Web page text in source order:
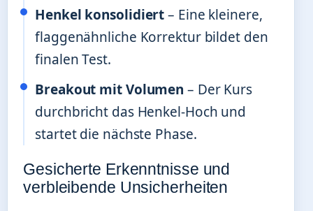
Henkel konsolidiert– Eine kleinere,
flaggenähnliche Korrektur bildet den
finalen Test.
Breakout mit Volumen – Der Kurs
durchbricht das Henkel-Hoch und
startet die nächste Phase.
Gesicherte Erkenntnisse und
verbleibende Unsicherheiten